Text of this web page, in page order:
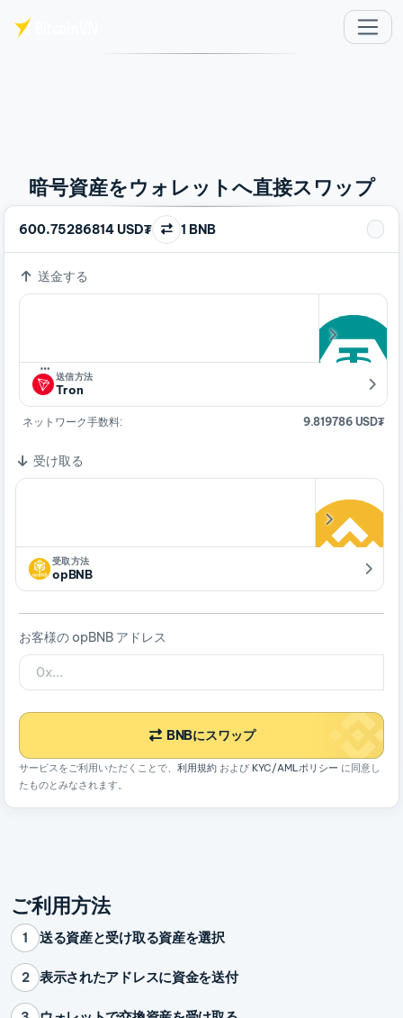
暗号資産をウォレットへ直接スワップ
600.75286814 USD₮ 1 BNB
送金する
…
送信方法
Tron
ネットワーク手数料: 9.819786 USD₮
受け取る
受取方法
opBNB
お客様の opBNB アドレス
BNBにスワップ
サービスをご利用いただくことで、 利用規約 および KYC/AMLポリシー に同意し
たものとみなされます。
ご利用方法
1 送る資産と受け取る資産を選択
2 表示されたアドレスに資金を送付